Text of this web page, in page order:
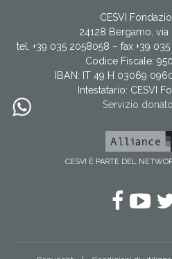
CESVI
24128 Bergamo,
tel. +39 035 2058058 – fax +39
Codice Fiscale:
IBAN: IT 49 H 03069
Intestatario: CESVI
Servizio
CESVI È PARTE DEL